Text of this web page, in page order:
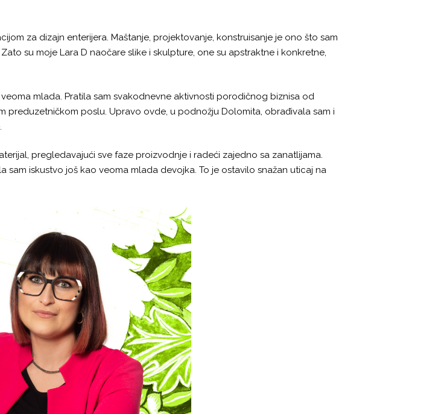
za dizajn enterijera. Maštanje, projektovanje, konstruisanje je ono što sam
su moje Lara D naočare slike i skulpture, one su apstraktne i konkretne,
mlada. Pratila sam svakodnevne aktivnosti porodičnog biznisa od
preduzetničkom poslu. Upravo ovde, u podnožju Dolomita, obrađivala sam i
pregledavajući sve faze proizvodnje i radeći zajedno sa zanatlijama.
sam iskustvo još kao veoma mlada devojka. To je ostavilo snažan uticaj na